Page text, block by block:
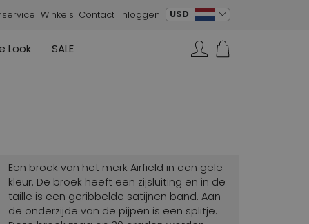
Winkels Contact Inloggen USD verander taal
AGL
Look
SALE
Marc Cain
Een broek van het merk Airfield in een gele
kleur. De broek heeft een zijsluiting en in de
taille is een geribbelde satijnen band. Aan
de onderzijde van de pijpen is een splitje.